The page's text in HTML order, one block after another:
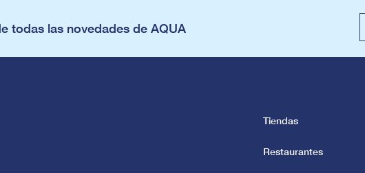
todas las novedades de AQUA
Tiendas
Restaurantes